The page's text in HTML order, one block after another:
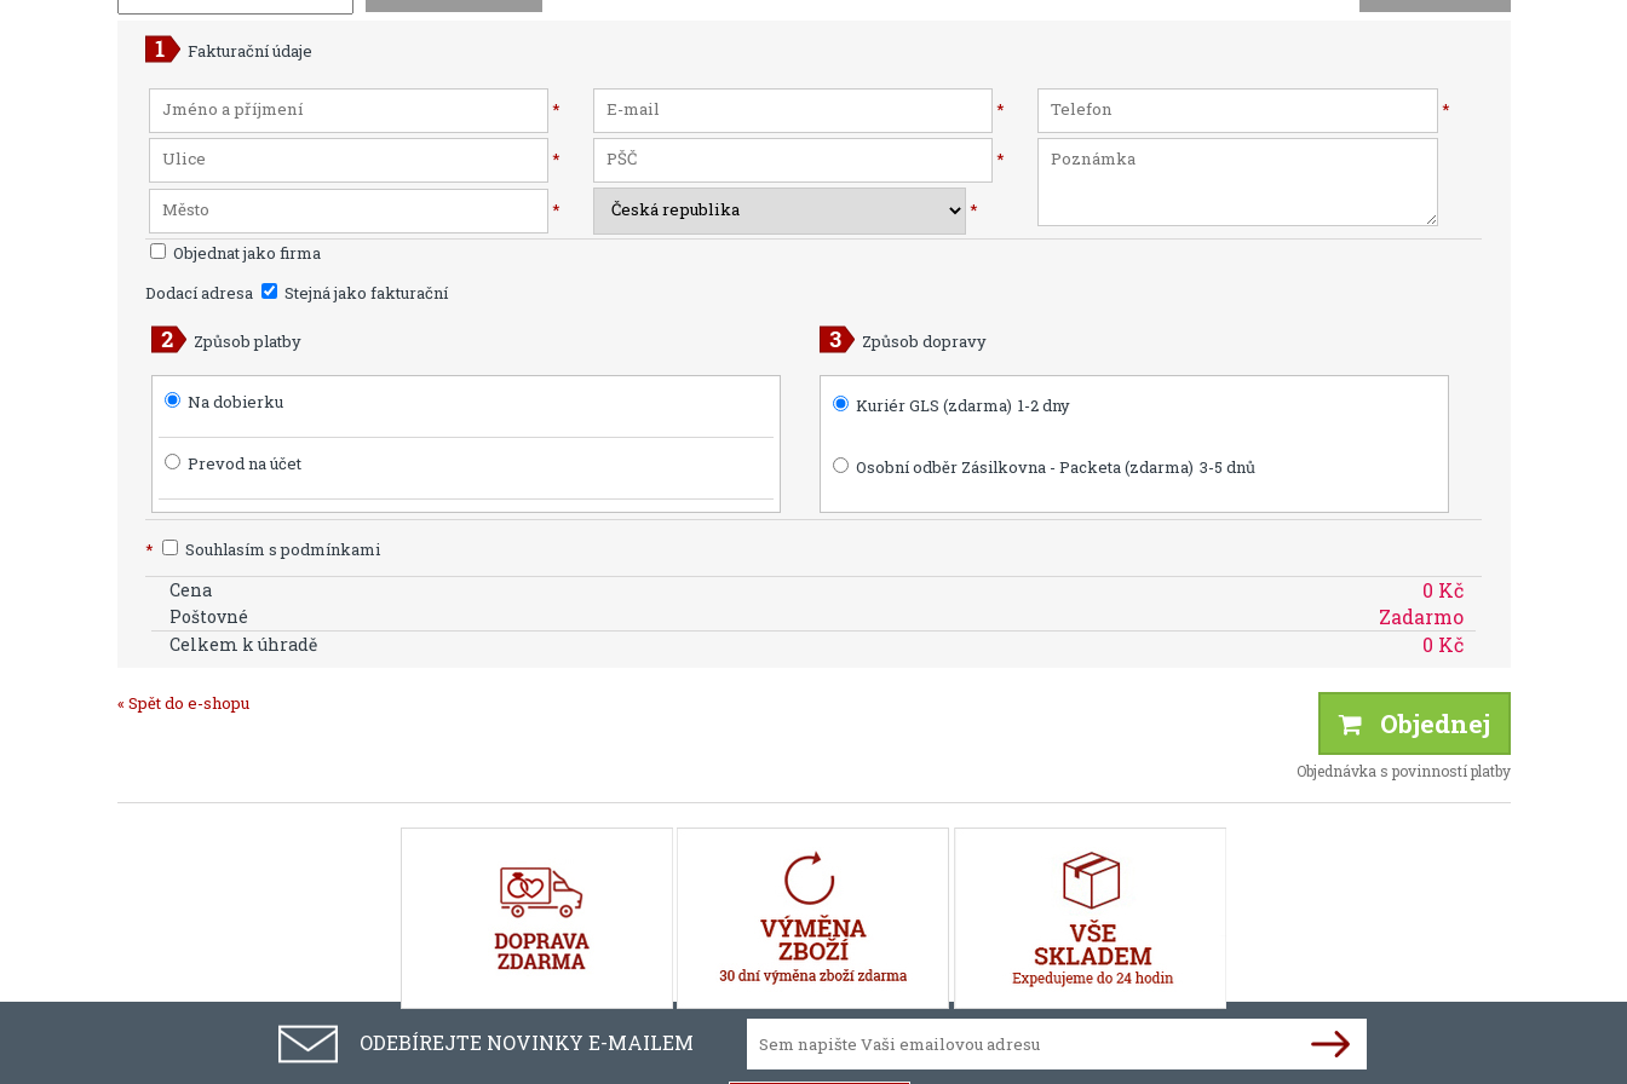
Fakturační údaje
* * *
* *
*
*
Objednat jako firma
Dodací adresa
Stejná jako fakturační
Způsob platby
Na dobierku
Prevod na účet
Způsob dopravy
Kuriér GLS (zdarma) 1-2 dny
Osobní odběr Zásilkovna - Packeta (zdarma) 3-5 dnů
* Souhlasím s podmínkami
Cena 0 Kč
Poštovné Zadarmo
Celkem k úhradě 0 Kč
« Spět do e-shopu
Objednej
Objednávka s povinností platby
ODEBÍREJTE NOVINKY E-MAILEM